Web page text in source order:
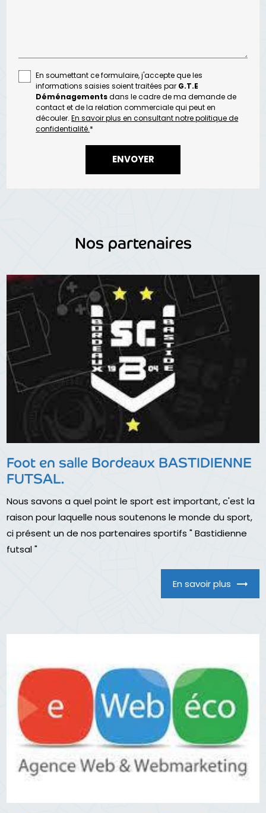
En soumettant ce formulaire, j'accepte que les
informations saisies soient traitées par G.T.E
Déménagementsdans le cadre de ma demande de
contact et de la relation commerciale qui peut en
découler.En savoir plus en consultant notre politique de
confidentialité.*
Nos partenaires
Foot en salle Bordeaux BASTIDIENNE
FUTSAL.
Nous savons a quel point le sport est important, c'est la
raison pour laquelle nous soutenons le monde du sport,
ci présent un de nos partenaires sportifs " Bastidienne
futsal "
En savoir plus